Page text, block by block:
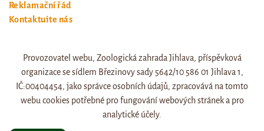
Reklamační řád
Kontaktujte nás
Web zoo jihlava
Otevírací doba a ceník
© eshop.zoojihlava.cz, vytvořil
Provozovatel webu, Zoologická zahrada Jihlava, příspěvková
organizace se sídlem Březinovy sady 5642/10 586 01 Jihlava 1,
IČ:00404454, jako správce osobních údajů, zpracovává na tomto
webu cookies potřebné pro fungování webových stránek a pro
analytické účely.